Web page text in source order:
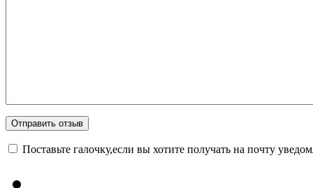
Поставьте галочку,если вы хотите получать на почту